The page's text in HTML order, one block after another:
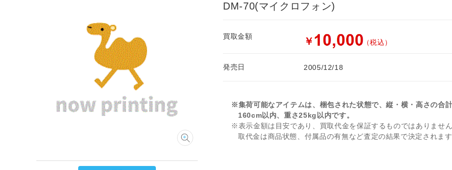
DM-70(マイクロフォン)
買取金額 ￥ （税込）
発売日 2005/12/18
※集荷可能なアイテムは、梱包された状態で、縦・横・高さの合
160cm以内、重さ25kg以内です。
※表示金額は目安であり、買取代金を保証するものではありませ
取代金は商品状態、付属品の有無など査定の結果で決定されま